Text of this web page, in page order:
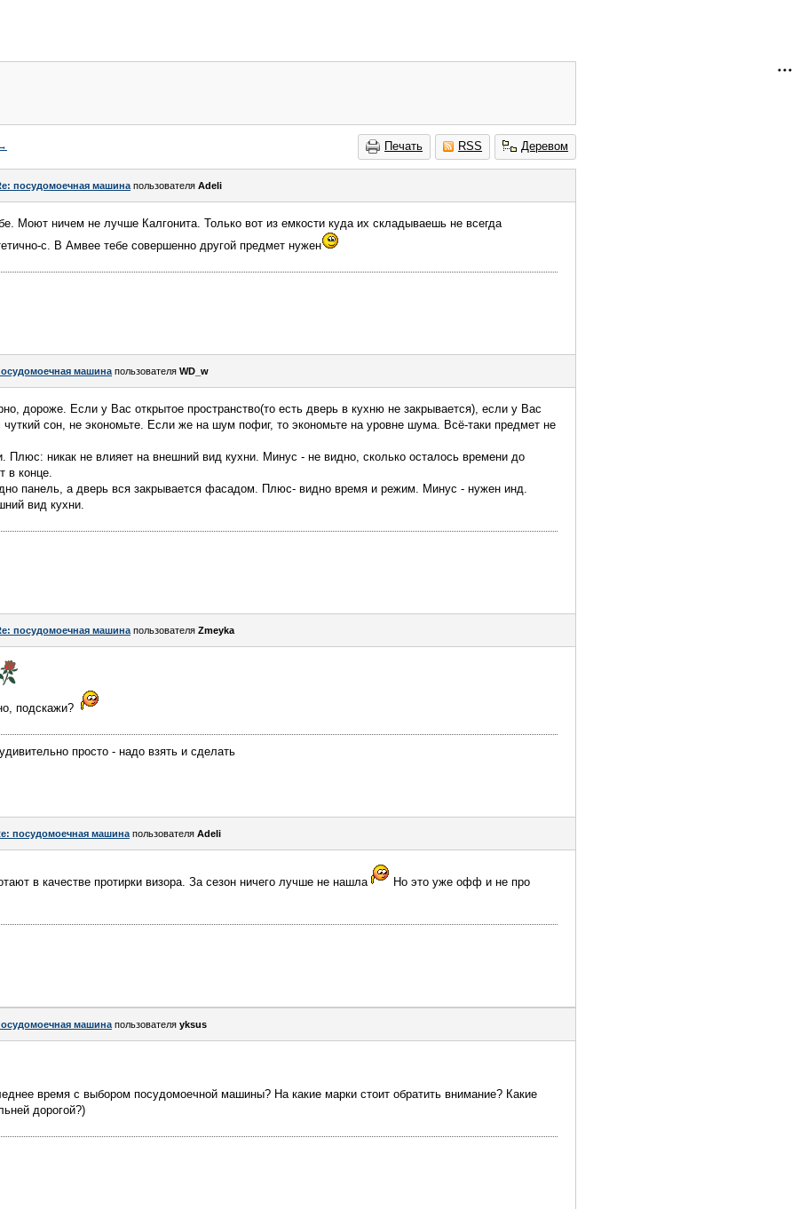
Печать RSS Деревом
посудомоечная машина пользователя Adeli
Моют ничем не лучше Калгонита. Только вот из емкости куда их складываешь не всегда
с. В Амвее тебе совершенно другой предмет нужен
машина пользователя WD_w
дороже. Если у Вас открытое пространство(то есть дверь в кухню не закрывается), если у Вас
сон, не экономьте. Если же на шум пофиг, то экономьте на уровне шума. Всё-таки предмет не
Плюс: никак не влияет на внешний вид кухни. Минус - не видно, сколько осталось времени до
в конце.
панель, а дверь вся закрывается фасадом. Плюс- видно время и режим. Минус - нужен инд.
вид кухни.
посудомоечная машина пользователя Zmeyka
подскажи?
просто - надо взять и сделать
посудомоечная машина пользователя Adeli
в качестве протирки визора. За сезон ничего лучше не нашла
Но это уже офф и не про
машина пользователя yksus
время с выбором посудомоечной машины? На какие марки стоит обратить внимание? Какие
дорогой?)